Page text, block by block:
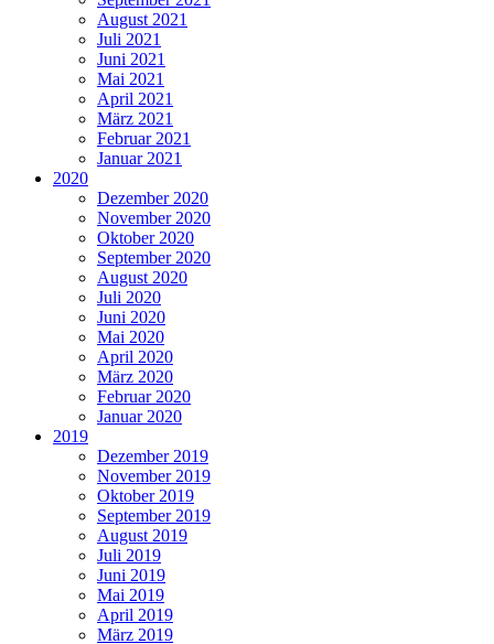
August 2021
Juli 2021
Juni 2021
Mai 2021
April 2021
März 2021
Februar 2021
Januar 2021
2020
Dezember 2020
November 2020
Oktober 2020
September 2020
August 2020
Juli 2020
Juni 2020
Mai 2020
April 2020
März 2020
Februar 2020
Januar 2020
2019
Dezember 2019
November 2019
Oktober 2019
September 2019
August 2019
Juli 2019
Juni 2019
Mai 2019
April 2019
März 2019